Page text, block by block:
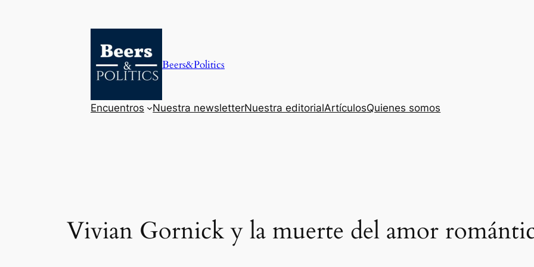
Beers&Politics
Encuentros Nuestra newsletterNuestra editorialArtículosQuienes somos
Vivian Gornick y la muerte del amor